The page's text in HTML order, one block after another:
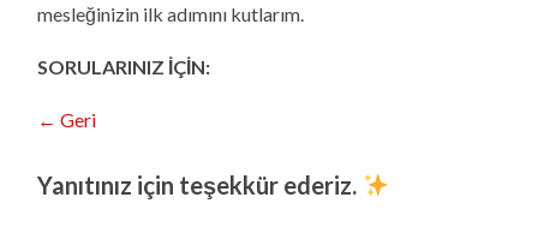
mesleğinizin ilk adımını kutlarım.
SORULARINIZ İÇİN:
← Geri
Yanıtınız için teşekkür ederiz.